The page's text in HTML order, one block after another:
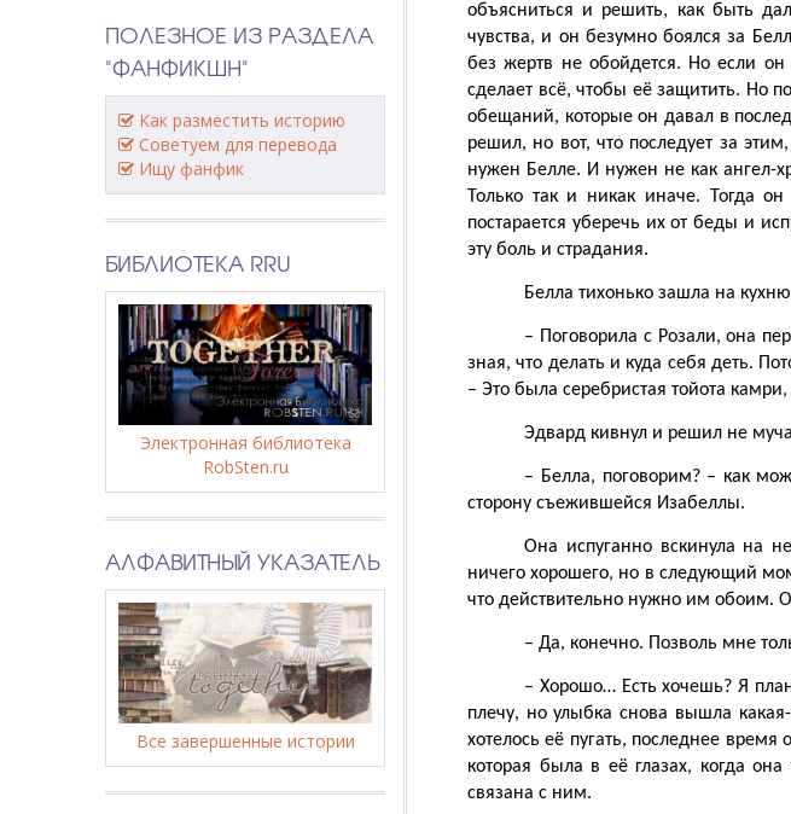
объясниться и решить, как быть
чувства, и он безумно боялся за
без жертв не обойдется. Но если
сделает всё, чтобы её защитить. Но
обещаний, которые он давал в
решил, но вот, что последует за
нужен Белле. И нужен не как ангел-
Только так и никак иначе. Тогда
постарается уберечь их от беды и
эту боль и страдания.
Белла тихонько зашла на
– Поговорила с Розали, она
зная, что делать и куда себя деть.
– Это была серебристая тойота
Эдвард кивнул и решил не
– Белла, поговорим? – как
сторону съежившейся Изабеллы.
Она испуганно вскинула на
ничего хорошего, но в следующий
что действительно нужно им обоим.
– Да, конечно. Позволь мне
– Хорошо… Есть хочешь? Я
плечу, но улыбка снова вышла
хотелось её пугать, последнее
которая была в её глазах, когда
связана с ним.
ПОЛЕЗНОЕ ИЗ РАЗДЕЛА
"ФАНФИКШН"
Как разместить историю
Советуем для перевода
Ищу фанфик
БИБЛИОТЕКА RRU
Электронная библиотека
RobSten.ru
АЛФАВИТНЫЙ УКАЗАТЕЛЬ
Все завершенные истории